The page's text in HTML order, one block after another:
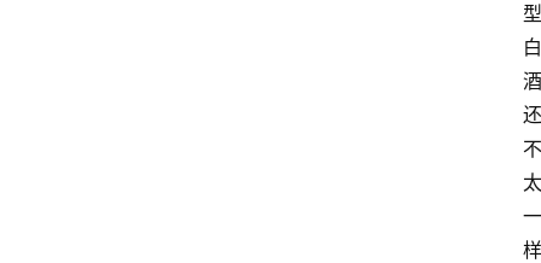
型
白
酒
还
不
太
一
样